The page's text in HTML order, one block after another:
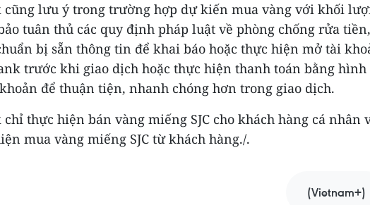
cũng lưu ý trong trường hợp dự kiến mua vàng với khối
tuân thủ các quy định pháp luật về phòng chống rửa tiền,
bị sẵn thông tin để khai báo hoặc thực hiện mở tài
trước khi giao dịch hoặc thực hiện thanh toán bằng hình
để thuận tiện, nhanh chóng hơn trong giao dịch.
thực hiện bán vàng miếng SJC cho khách hàng cá nhân
mua vàng miếng SJC từ khách hàng./.
(Vietnam+)